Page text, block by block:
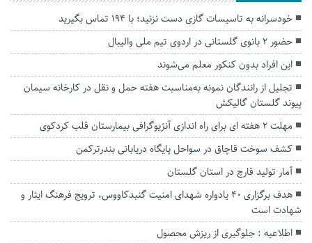
خودسرانه به تاسیسات گازی دست نزنید؛ با ۱۹۴ تماس بگیرید
حضور ۲ بانوی گلستانی در اردوی تیم ملی والیبال
این افراد بدون کنکور معلم می‌شوند
تجلیل از رانندگان نمونه به‌مناسبت هفته حمل و نقل در کارخانه سیمان
پیوند گلستان گالیکش
مهلت 2 هفته ای برای راه اندازی آنژیوگرافی بیمارستان قلب کردکوی
کشف سوخت قاچاق در سواحل پایگاه دریابانی بندرترکمن
آمار تولید قارچ در استان گلستان
هدف برگزاری ۴۰ یادواره شهدای امنیت گنبدکاووس، ترویج فرهنگ ایثار و
شهادت است
اطلاعیه : جلوگیری از ریزش محصول